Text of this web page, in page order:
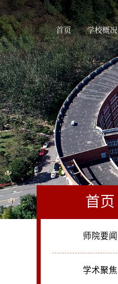
首页 学校概况
首页
师院要闻
学术聚焦